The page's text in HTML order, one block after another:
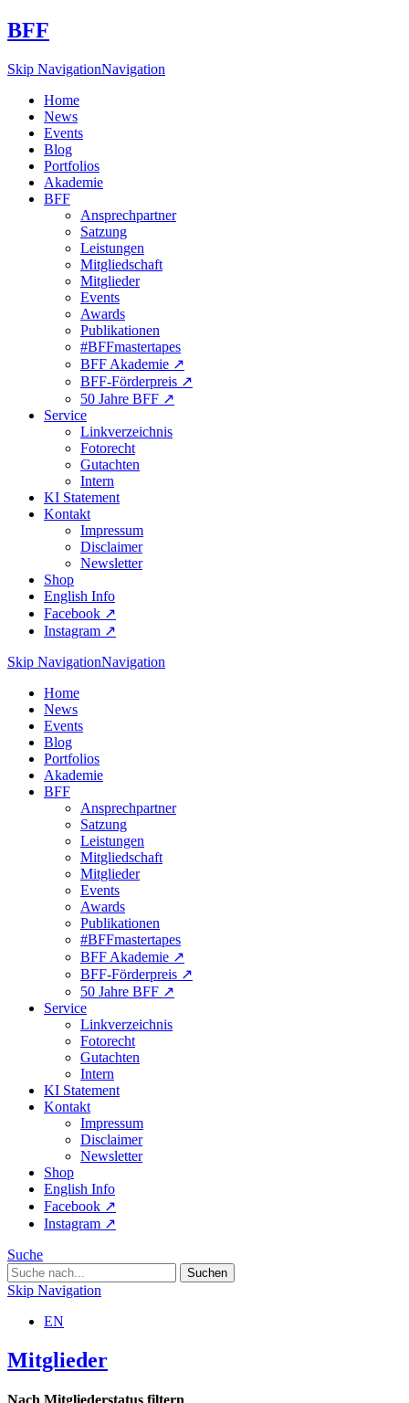
BFF
Skip NavigationNavigation
Home
News
Events
Blog
Portfolios
Akademie
BFF
Ansprechpartner
Satzung
Leistungen
Mitgliedschaft
Mitglieder
Events
Awards
Publikationen
#BFFmastertapes
BFF Akademie ↗︎
BFF-Förderpreis ↗︎
50 Jahre BFF ↗︎
Service
Linkverzeichnis
Fotorecht
Gutachten
Intern
KI Statement
Kontakt
Impressum
Disclaimer
Newsletter
Shop
English Info
Facebook ↗︎
Instagram ↗︎
Skip NavigationNavigation
Home
News
Events
Blog
Portfolios
Akademie
BFF
Ansprechpartner
Satzung
Leistungen
Mitgliedschaft
Mitglieder
Events
Awards
Publikationen
#BFFmastertapes
BFF Akademie ↗︎
BFF-Förderpreis ↗︎
50 Jahre BFF ↗︎
Service
Linkverzeichnis
Fotorecht
Gutachten
Intern
KI Statement
Kontakt
Impressum
Disclaimer
Newsletter
Shop
English Info
Facebook ↗︎
Instagram ↗︎
Suche
Skip Navigation
EN
Mitglieder
Nach Mitgliederstatus filtern